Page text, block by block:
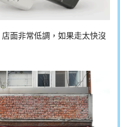
面非常低調，如果走太快沒